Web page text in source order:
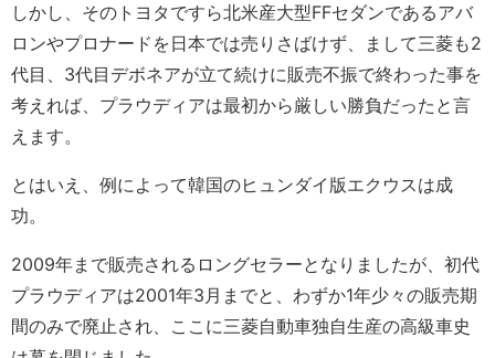
しかし、そのトヨタですら北米産大型FFセダンであるアバ
ロンやプロナードを日本では売りさばけず、まして三菱も2
代目、3代目デボネアが立て続けに販売不振で終わった事を
考えれば、プラウディアは最初から厳しい勝負だったと言
えます。
とはいえ、例によって韓国のヒュンダイ版エクウスは成
功。
2009年まで販売されるロングセラーとなりましたが、初代
プラウディアは2001年3月までと、わずか1年少々の販売期
間のみで廃止され、ここに三菱自動車独自生産の高級車史